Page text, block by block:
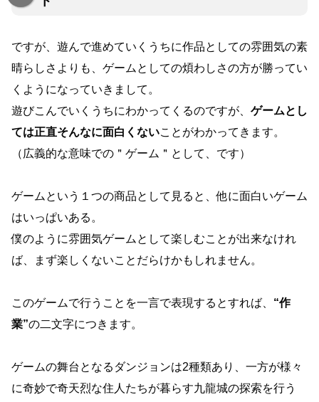
ですが、遊んで進めていくうちに作品としての雰囲気の素
晴らしさよりも、ゲームとしての煩わしさの方が勝ってい
くようになっていきまして。
遊びこんでいくうちにわかってくるのですが、 ゲームとし
ては正直そんなに面白くないことがわかってきます。
（広義的な意味での＂ゲーム＂として、です）
ゲームという１つの商品として見ると、他に面白いゲーム
はいっぱいある。
僕のように雰囲気ゲームとして楽しむことが出来なけれ
ば、まず楽しくないことだらけかもしれません。
このゲームで行うことを一言で表現するとすれば、 “作
業”の二文字につきます。
ゲームの舞台となるダンジョンは2種類あり、一方が様々
に奇妙で奇天烈な住人たちが暮らす九龍城の探索を行う